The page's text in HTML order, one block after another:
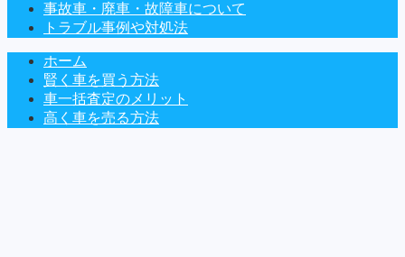
事故車・廃車・故障車について
トラブル事例や対処法
ホーム
賢く車を買う方法
車一括査定のメリット
高く車を売る方法